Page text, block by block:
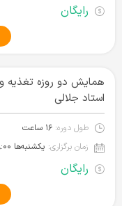
رایگان
استاد جلالی
طول دوره: ۱۶ ساعت
زمان برگزاری:
رایگان